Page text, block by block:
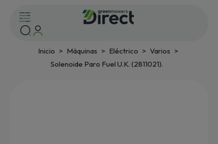
Inicio Máquinas Eléctrico
Varios
Solenoide Paro Fuel U.K. (2811021).